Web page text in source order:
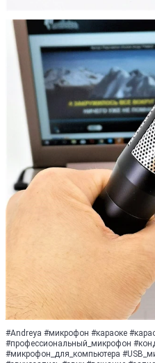
#Andreya #микрофон #караоке
#профессиональный_микрофон
#микрофон_для_компьютера